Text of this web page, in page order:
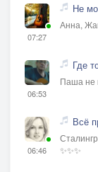
07:27
Не
Анна,
06:53
Где
Паша не
06:46
Всё
✨✨✨